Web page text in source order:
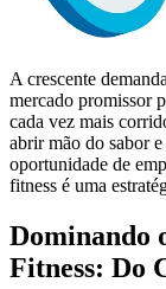
A crescente
mercado promissor
cada vez mais
abrir mão do sabor
oportunidade de
fitness é uma
Dominando
Fitness: Do